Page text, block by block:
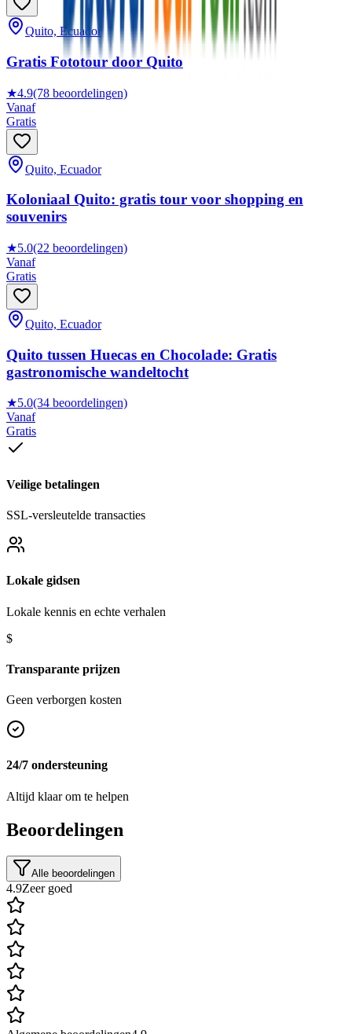
Quito, Ecuador
Gratis Fototour door Quito
★4.9(78 beoordelingen)
Vanaf
Gratis
Quito, Ecuador
Koloniaal Quito: gratis tour voor shopping en
souvenirs
★5.0(22 beoordelingen)
Vanaf
Gratis
Quito, Ecuador
Quito tussen Huecas en Chocolade: Gratis
gastronomische wandeltocht
★5.0(34 beoordelingen)
Vanaf
Gratis
Veilige betalingen
SSL-versleutelde transacties
Lokale gidsen
Lokale kennis en echte verhalen
$
Transparante prijzen
Geen verborgen kosten
24/7 ondersteuning
Altijd klaar om te helpen
Beoordelingen
Alle beoordelingen
4.9Zeer goed